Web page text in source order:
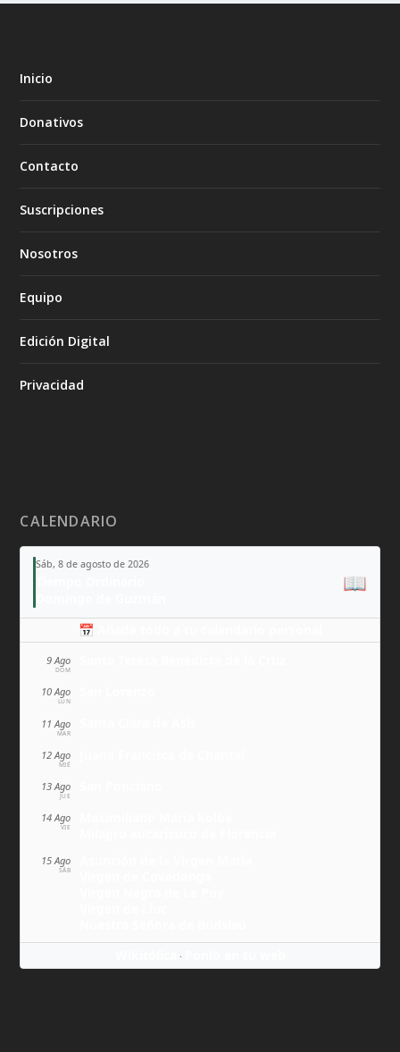
Inicio
Donativos
Contacto
Suscripciones
Nosotros
Equipo
Edición Digital
Privacidad
CALENDARIO
Sáb, 8 de agosto de 2026
📖
📅 Añade todo a tu calendario personal
9 Ago
DOM
10 Ago
LUN
11 Ago
MAR
12 Ago
MIÉ
13 Ago
JUE
14 Ago
VIE
15 Ago
SÁB
·